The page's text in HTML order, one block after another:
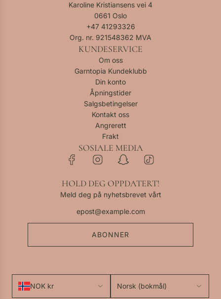
Karoline Kristiansens vei 4
0661 Oslo
+47 41293326
Org. nr. 921548362 MVA
KUNDESERVICE
Om oss
Garntopia Kundeklubb
Din konto
Åpningstider
Salgsbetingelser
Kontakt oss
Angrerett
Frakt
SOSIALE MEDIA
HOLD DEG OPPDATERT!
Meld deg på nyhetsbrevet vårt
ABONNER
NOK kr Norsk (bokmål)